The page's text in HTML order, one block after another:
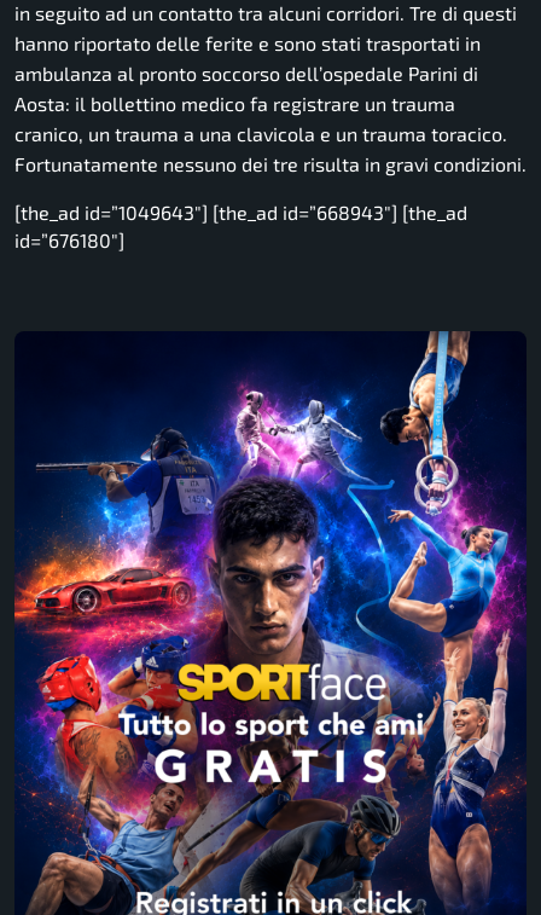
in seguito ad un contatto tra alcuni corridori. Tre di questi
hanno riportato delle ferite e sono stati trasportati in
ambulanza al pronto soccorso dell’ospedale Parini di
Aosta: il bollettino medico fa registrare un trauma
cranico, un trauma a una clavicola e un trauma toracico.
Fortunatamente nessuno dei tre risulta in gravi condizioni.
[the_ad id=”1049643″] [the_ad id=”668943″] [the_ad
id=”676180″]